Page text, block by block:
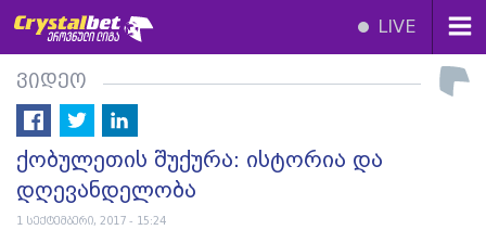
LIVE
ვიდეო
ქობულეთის შუქურა: ისტორია და
დღევანდელობა
1 სექტემბერი, 2017 - 15:24